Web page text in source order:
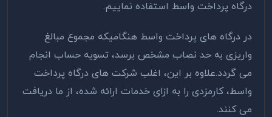
درگاه پرداخت واسط استفاده نماییم.
در درگاه های پرداخت واسط هنگامیکه مجموع مبالغ
واریزی به حد نصاب مشخص برسد، تسویه حساب انجام
می گردد.علاوه بر این، اغلب شرکت های درگاه پرداخت
واسط، کارمزدی را به ازای خدمات ارائه شده، از ما دریافت
می کنند.